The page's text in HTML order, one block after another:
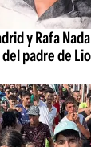
y Rafa
padre de